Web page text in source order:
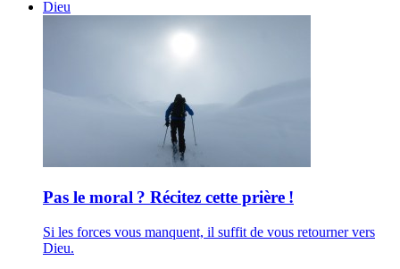
Dieu
Pas le moral ? Récitez cette prière !
Si les forces vous manquent, il suffit de vous retourner vers
Dieu.